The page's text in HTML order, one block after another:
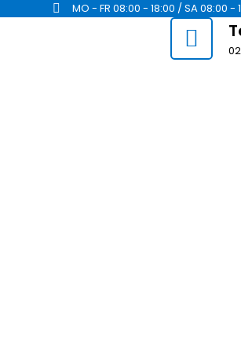
MO - FR 08:00 - 18:00 / SA 08:00 -